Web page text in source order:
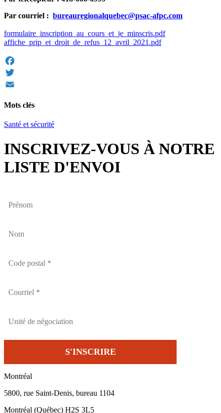
Par courriel : bureauregionalquebec@psac-afpc.com
formulaire_inscription_au_cours_et_je_minscris.pdf
affiche_prip_et_droit_de_refus_12_avril_2021.pdf
Facebook
Twitter
Mots clés
Santé et sécurité
INSCRIVEZ-VOUS À NOTRE
LISTE D'ENVOI
Montréal
5800, rue Saint-Denis, bureau 1104
Montréal (Québec) H2S 3L5